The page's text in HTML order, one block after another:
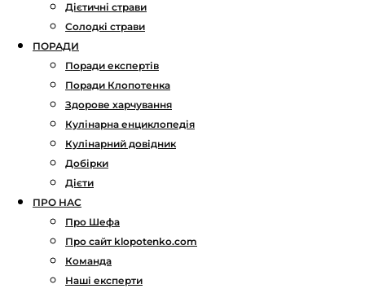
Дієтичні страви
Солодкі страви
ПОРАДИ
Поради експертів
Поради Клопотенка
Здорове харчування
Кулінарна енциклопедія
Кулінарний довідник
Добірки
Дієти
ПРО НАС
Про Шефа
Про сайт klopotenko.com
Команда
Наші експерти